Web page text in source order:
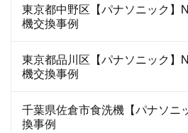
東京都中野区【パナソニック】
機交換事例
東京都品川区【パナソニック】
機交換事例
千葉県佐倉市食洗機【パナソニ
換事例